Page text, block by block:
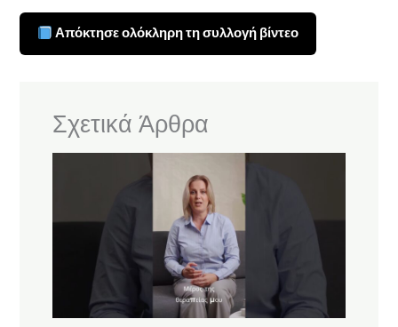
Απόκτησε ολόκληρη τη συλλογή βίντεο
Σχετικά Άρθρα